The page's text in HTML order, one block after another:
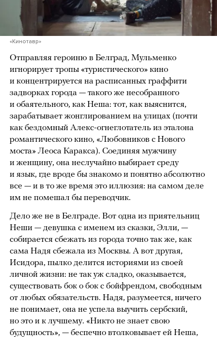
«Кинотавр»
Отправляя героиню в Белград, Мульменко
игнорирует тропы «туристического» кино
и концентрируется на расписанных граффити
задворках города — такого же несобранного
и обаятельного, как Неша: тот, как выяснится,
зарабатывает жонглированием на улицах (почти
как бездомный Алекс-огнеглотатель из эталона
романтического кино, «Любовников с Нового
моста» Леоса Каракса). Соединяя мужчину
и женщину, она неслучайно выбирает среду
и язык, где вроде бы знакомо и понятно абсолютно
все — и в то же время это иллюзия: на самом деле
им не помешал бы переводчик.
Дело же не в Белграде. Вот одна из приятельниц
Неши — девушка с именем из сказки, Элли, —
собирается сбежать из города точно так же, как
сама Надя сбежала из Москвы. А вот другая,
Исидора, пылко делится историями из своей
личной жизни: не так уж сладко, оказывается,
существовать бок о бок с бойфрендом, свободным
от любых обязательств. Надя, разумеется, ничего
не понимает, она не успела выучить сербский,
но это и к лучшему. «Никто не знает свою
будущность», — беспечно втолковывает ей Неша,